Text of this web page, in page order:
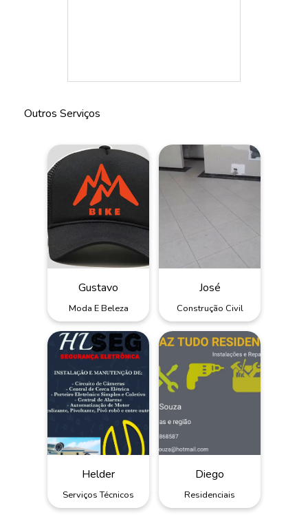
Outros Serviços
Gustavo
Moda E Beleza
José
Construção Civil
Helder
Serviços Técnicos
Diego
Residenciais